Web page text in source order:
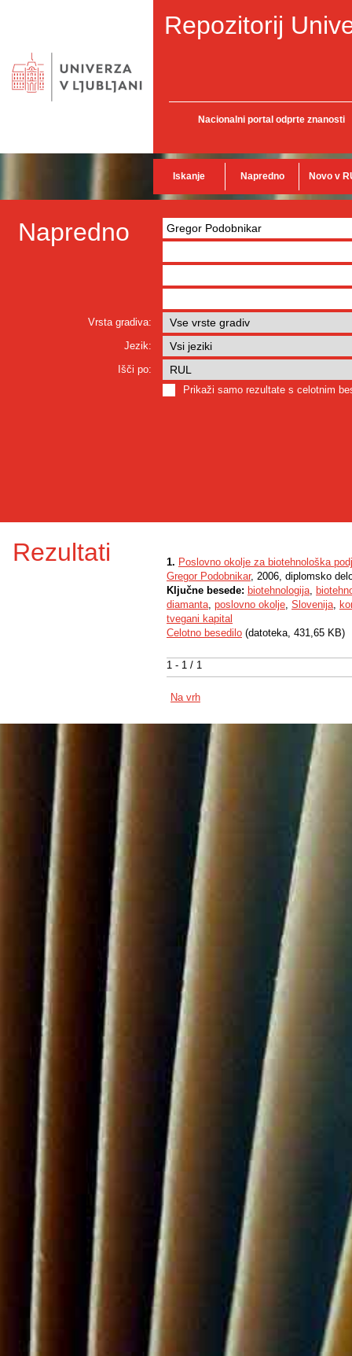
Repozitorij
Nacionalni portal odprte znanosti
Iskanje Napredno Novo v
Napredno
Vrsta gradiva:
Jezik:
Išči po:
Prikaži samo rezultate s celotnim
Rezultati
1 - 1 / 1
1. Poslovno okolje za biotehnološka
Gregor Podobnikar, 2006, diplomsko
Ključne besede: biotehnologija,
diamanta, poslovno okolje, Slovenija,
tvegani kapital
Celotno besedilo (datoteka, 431,65 KB)
Na vrh